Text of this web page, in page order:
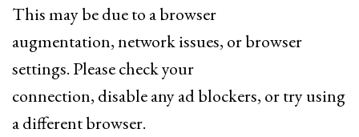
This may be due to a browser
augmentation, network issues, or browser
settings. Please check your
connection, disable any ad blockers, or try using
a different browser.